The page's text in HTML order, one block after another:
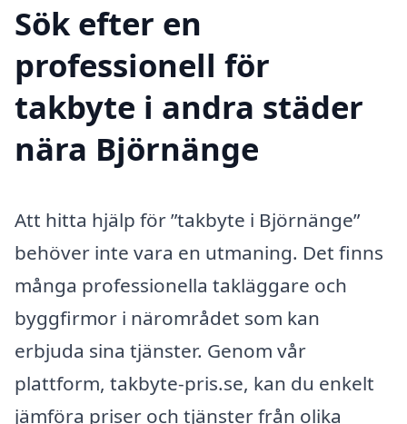
Sök efter en
professionell för
takbyte i andra städer
nära Björnänge
Att hitta hjälp för ”takbyte i Björnänge”
behöver inte vara en utmaning. Det finns
många professionella takläggare och
byggfirmor i närområdet som kan
erbjuda sina tjänster. Genom vår
plattform, takbyte-pris.se, kan du enkelt
jämföra priser och tjänster från olika